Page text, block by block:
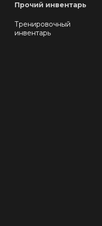
Прочий инвентарь
Тренировочный
инвентарь